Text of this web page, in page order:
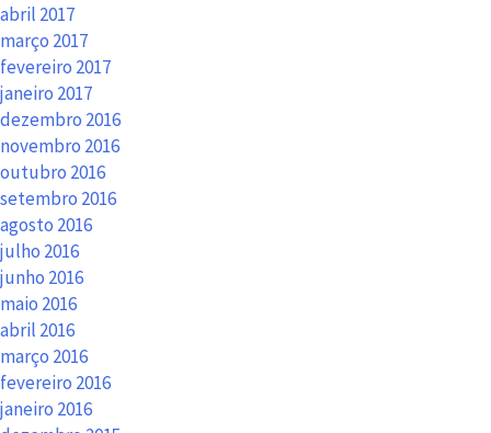
abril 2017
março 2017
fevereiro 2017
janeiro 2017
dezembro 2016
novembro 2016
outubro 2016
setembro 2016
agosto 2016
julho 2016
junho 2016
maio 2016
abril 2016
março 2016
fevereiro 2016
janeiro 2016